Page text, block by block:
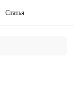
Статья